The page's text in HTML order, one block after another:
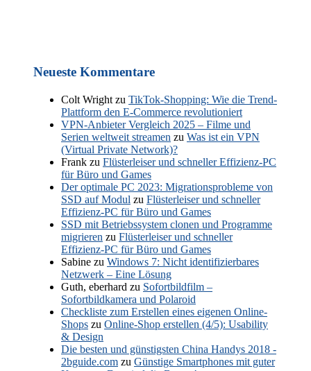
Neueste Kommentare
Colt Wright zu TikTok-Shopping: Wie die Trend-
Plattform den E-Commerce revolutioniert
VPN-Anbieter Vergleich 2025 – Filme und
Serien weltweit streamen zu Was ist ein VPN
(Virtual Private Network)?
Frank zu Flüsterleiser und schneller Effizienz-PC
für Büro und Games
Der optimale PC 2023: Migrationsprobleme von
SSD auf Modul zu Flüsterleiser und schneller
Effizienz-PC für Büro und Games
SSD mit Betriebssystem clonen und Programme
migrieren zu Flüsterleiser und schneller
Effizienz-PC für Büro und Games
Sabine zu Windows 7: Nicht identifizierbares
Netzwerk – Eine Lösung
Guth, eberhard zu Sofortbildfilm –
Sofortbildkamera und Polaroid
Checkliste zum Erstellen eines eigenen Online-
Shops zu Online-Shop erstellen (4/5): Usability
& Design
Die besten und günstigsten China Handys 2018 -
2bguide.com zu Günstige Smartphones mit guter